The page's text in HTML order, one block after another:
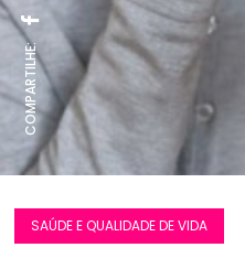
COMPARTILHE:
SAÚDE E QUALIDADE DE VIDA